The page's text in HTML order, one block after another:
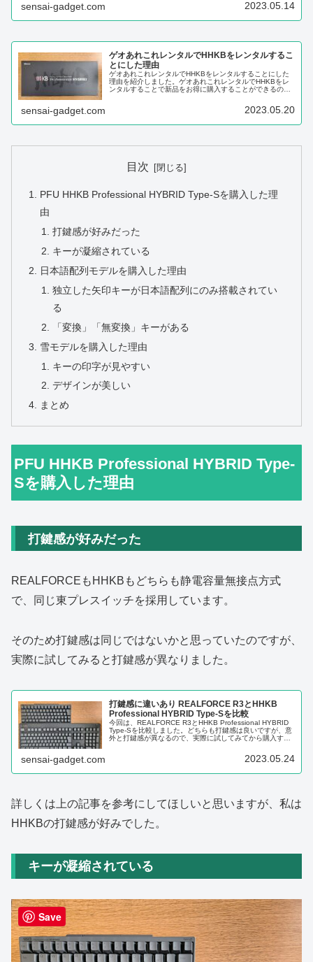
sensai-gadget.com 2023.05.14
ゲオあれこれレンタルでHHKBをレンタルするこ
とにした理由
ゲオあれこれレンタルでHHKBをレンタルすることにした
理由を紹介しました。ゲオあれこれレンタルでHHKBをレ
ンタルすることで新品をお得に購入することができるの
sensai-gadget.com 2023.05.20
目次
PFU HHKB Professional HYBRID Type-Sを購入した理
由
打鍵感が好みだった
キーが凝縮されている
日本語配列モデルを購入した理由
独立した矢印キーが日本語配列にのみ搭載されてい
る
「変換」「無変換」キーがある
雪モデルを購入した理由
キーの印字が見やすい
デザインが美しい
まとめ
PFU HHKB Professional HYBRID Type-
Sを購入した理由
打鍵感が好みだった
REALFORCEもHHKBもどちらも静電容量無接点方式
で、同じ東プレスイッチを採用しています。
そのため打鍵感は同じではないかと思っていたのですが、
実際に試してみると打鍵感が異なりました。
打鍵感に違いあり REALFORCE R3とHHKB
Professional HYBRID Type-Sを比較
今回は、REALFORCE R3とHHKB Professional HYBRID
Type-Sを比較しました。どちらも打鍵感は良いですが、意
外と打鍵感が異なるので、実際に試してみてから購入する
sensai-gadget.com 2023.05.24
詳しくは上の記事を参考にしてほしいと思いますが、私は
HHKBの打鍵感が好みでした。
キーが凝縮されている
Save